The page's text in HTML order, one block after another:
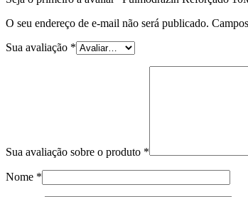
O seu endereço de e-mail não será publicado.
Sua avaliação *
Sua avaliação sobre o produto *
Nome *